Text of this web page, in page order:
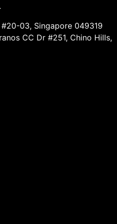
03, Singapore 049319
CC Dr #251, Chino Hills,